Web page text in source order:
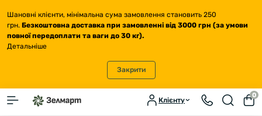
Шановні клієнти, мінімальна сума замовлення становить 250
грн. Безкоштовна доставка при замовленні від 3000 грн (за умови
повної передоплати та ваги до 30 кг).
Детальніше
Закрити
Клієнту
0